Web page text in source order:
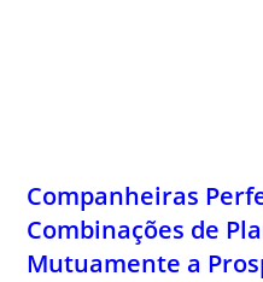
Companheiras
Combinações de
Mutuamente a